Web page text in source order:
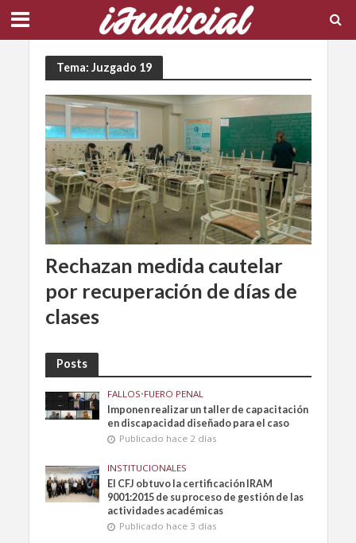
Tema: Juzgado 19
Rechazan medida cautelar
por recuperación de días de
clases
Posts
FALLOS•FUERO PENAL
Imponen realizar un taller de capacitación
en discapacidad diseñado para el caso
Publicado hace 2 días
INSTITUCIONALES
El CFJ obtuvo la certificación IRAM
9001:2015 de su proceso de gestión de las
actividades académicas
Publicado hace 3 días